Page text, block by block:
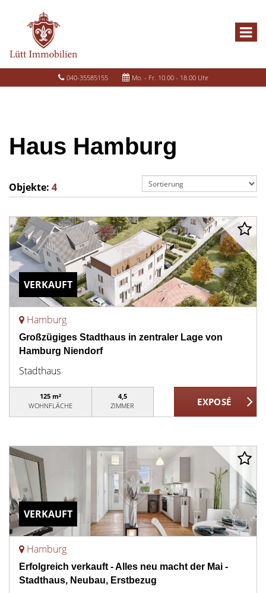
040-35585155 Mo. - Fr. 10.00 - 18.00 Uhr
Haus Hamburg
Objekte: 4
VERKAUFT
Hamburg
Großzügiges Stadthaus in zentraler Lage von
Hamburg Niendorf
Stadthaus
125 m²
WOHNFLÄCHE
4,5
ZIMMER
VERKAUFT
Hamburg
Erfolgreich verkauft - Alles neu macht der Mai -
Stadthaus, Neubau, Erstbezug